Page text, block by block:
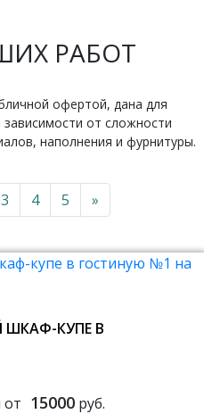
РАБОТ
офертой, дана для
от сложности
наполнения и фурнитуры.
3 4 5 »
КУПЕ В
от 15000руб.